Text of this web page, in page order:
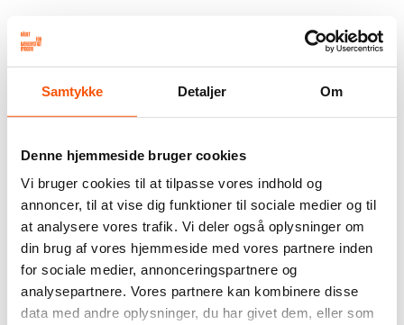
Samtykke Detaljer Om
Denne hjemmeside bruger cookies
Vi bruger cookies til at tilpasse vores indhold og
annoncer, til at vise dig funktioner til sociale medier og til
at analysere vores trafik. Vi deler også oplysninger om
din brug af vores hjemmeside med vores partnere inden
for sociale medier, annonceringspartnere og
analysepartnere. Vores partnere kan kombinere disse
data med andre oplysninger, du har givet dem, eller som